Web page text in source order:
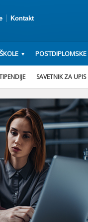
Kontakt
POSTDIPLOMSKE
SAVETNIK ZA UPIS